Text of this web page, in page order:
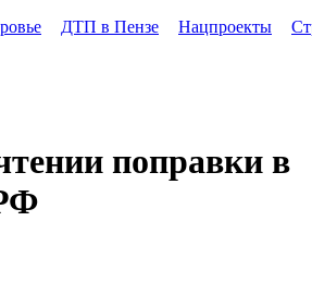
ДТП в Пензе Нацпроекты
поправки в